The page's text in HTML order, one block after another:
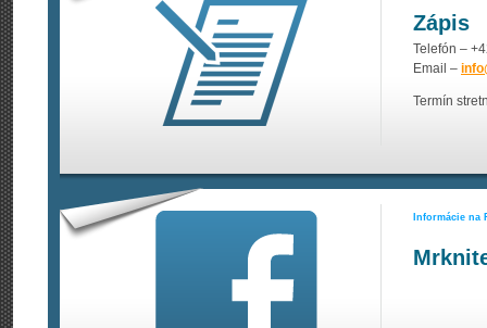
Zápis
Telefón –
Email –
Termín
Informácie na